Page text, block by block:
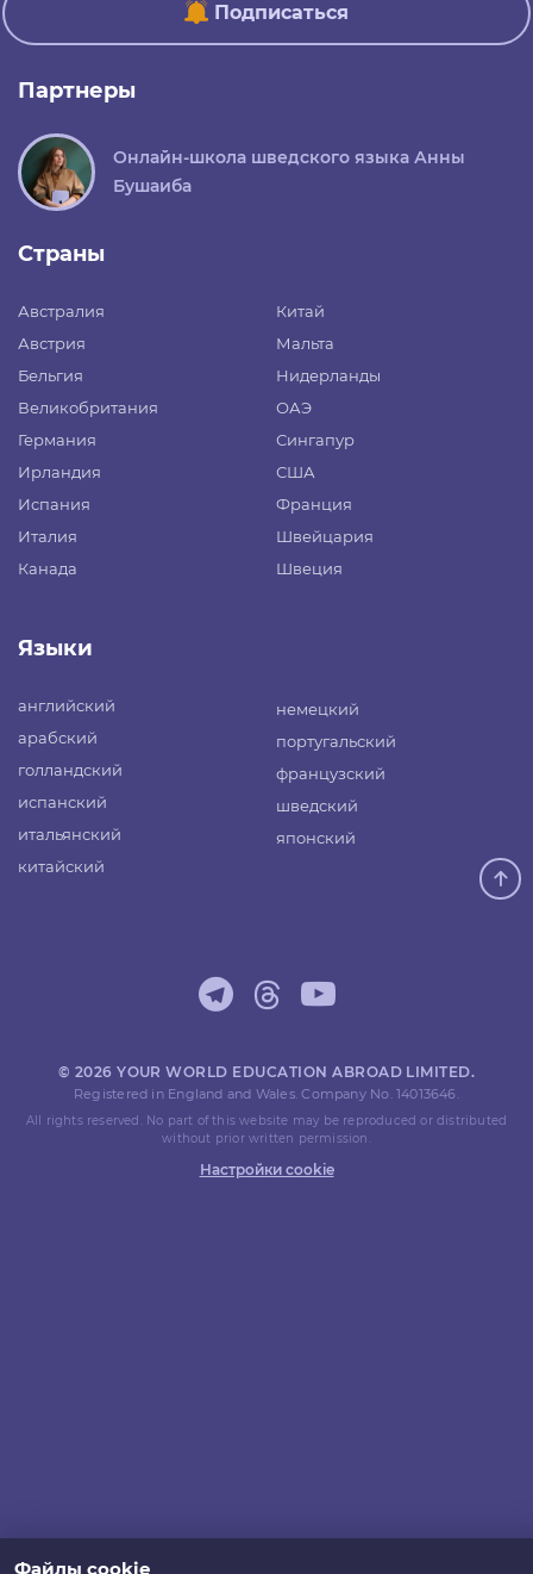
Подписаться
Партнеры
Онлайн-школа шведского языка Анны
Бушаиба
Страны
Австралия
Австрия
Бельгия
Великобритания
Германия
Ирландия
Испания
Италия
Канада
Китай
Мальта
Нидерланды
ОАЭ
Сингапур
США
Франция
Швейцария
Швеция
Языки
английский
арабский
голландский
испанский
итальянский
китайский
немецкий
португальский
французский
шведский
японский
© 2026 YOUR WORLD EDUCATION ABROAD LIMITED.
Registered in England and Wales. Company No. 14013646.
All rights reserved. No part of this website may be reproduced or distributed
without prior written permission.
Настройки cookie
Файлы cookie